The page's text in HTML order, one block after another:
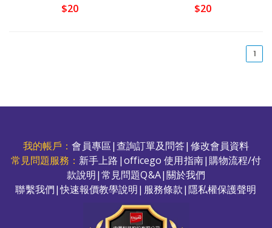
$20 $20
1
我的帳戶：會員專區|查詢訂單及問答| 修改會員資料
常見問題服務： 新手上路 |officego 使用指南|購物流程/付
款說明|常見問題Q&A|關於我們
聯繫我們|快速報價教學說明| 服務條款|隱私權保護聲明